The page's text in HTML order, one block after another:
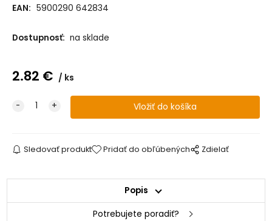
EAN: 5900290 642834
Dostupnosť: na sklade
2.82 € ks
Sledovať produkt Pridať do obľúbených Zdielať
Popis
Potrebujete poradiť?